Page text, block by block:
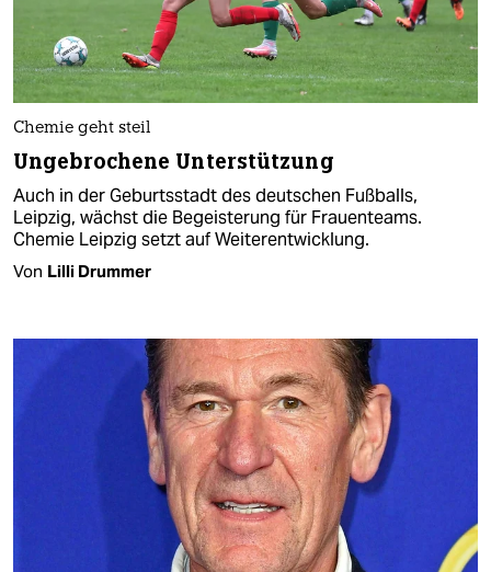
Chemie geht steil
Ungebrochene Unterstützung
Auch in der Geburtsstadt des deutschen Fußballs,
Leipzig, wächst die Begeisterung für Frauenteams.
Chemie Leipzig setzt auf Weiterentwicklung.
Von Lilli Drummer